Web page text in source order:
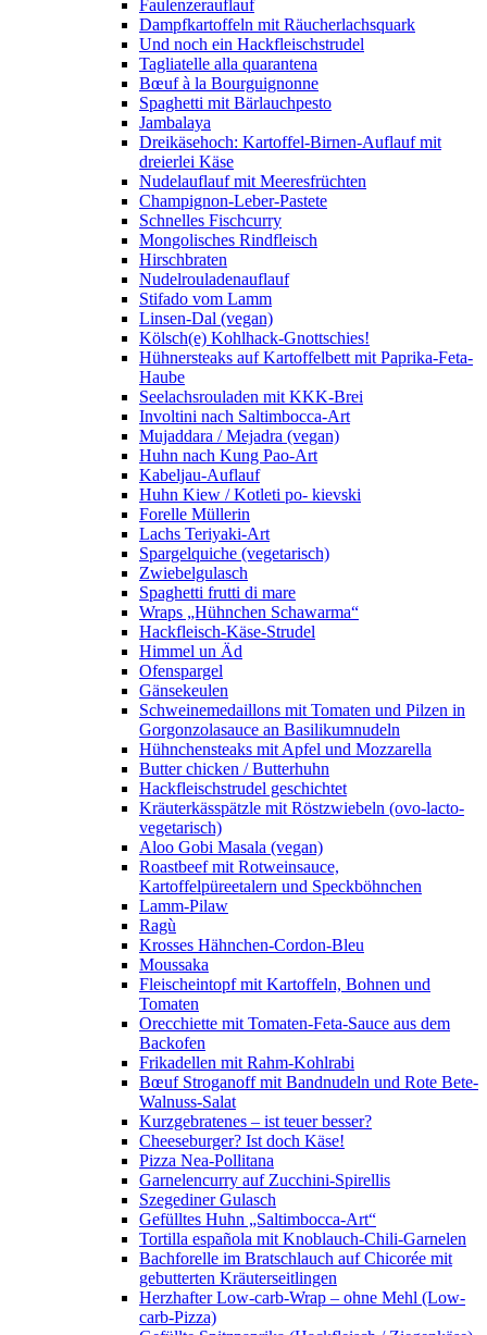
Faulenzerauflauf
Dampfkartoffeln mit Räucherlachsquark
Und noch ein Hackfleischstrudel
Tagliatelle alla quarantena
Bœuf à la Bourguignonne
Spaghetti mit Bärlauchpesto
Jambalaya
Dreikäsehoch: Kartoffel-Birnen-Auflauf mit
dreierlei Käse
Nudelauflauf mit Meeresfrüchten
Champignon-Leber-Pastete
Schnelles Fischcurry
Mongolisches Rindfleisch
Hirschbraten
Nudelrouladenauflauf
Stifado vom Lamm
Linsen-Dal (vegan)
Kölsch(e) Kohlhack-Gnottschies!
Hühnersteaks auf Kartoffelbett mit Paprika-Feta-
Haube
Seelachsrouladen mit KKK-Brei
Involtini nach Saltimbocca-Art
Mujaddara / Mejadra (vegan)
Huhn nach Kung Pao-Art
Kabeljau-Auflauf
Huhn Kiew / Kotleti po- kievski
Forelle Müllerin
Lachs Teriyaki-Art
Spargelquiche (vegetarisch)
Zwiebelgulasch
Spaghetti frutti di mare
Wraps „Hühnchen Schawarma“
Hackfleisch-Käse-Strudel
Himmel un Äd
Ofenspargel
Gänsekeulen
Schweinemedaillons mit Tomaten und Pilzen in
Gorgonzolasauce an Basilikumnudeln
Hühnchensteaks mit Apfel und Mozzarella
Butter chicken / Butterhuhn
Hackfleischstrudel geschichtet
Kräuterkässpätzle mit Röstzwiebeln (ovo-lacto-
vegetarisch)
Aloo Gobi Masala (vegan)
Roastbeef mit Rotweinsauce,
Kartoffelpüreetalern und Speckböhnchen
Lamm-Pilaw
Ragù
Krosses Hähnchen-Cordon-Bleu
Moussaka
Fleischeintopf mit Kartoffeln, Bohnen und
Tomaten
Orecchiette mit Tomaten-Feta-Sauce aus dem
Backofen
Frikadellen mit Rahm-Kohlrabi
Bœuf Stroganoff mit Bandnudeln und Rote Bete-
Walnuss-Salat
Kurzgebratenes – ist teuer besser?
Cheeseburger? Ist doch Käse!
Pizza Nea-Pollitana
Garnelencurry auf Zucchini-Spirellis
Szegediner Gulasch
Gefülltes Huhn „Saltimbocca-Art“
Tortilla española mit Knoblauch-Chili-Garnelen
Bachforelle im Bratschlauch auf Chicorée mit
gebutterten Kräuterseitlingen
Herzhafter Low-carb-Wrap – ohne Mehl (Low-
carb-Pizza)